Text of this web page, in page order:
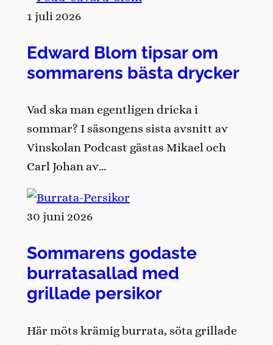
1 juli 2026
Edward Blom tipsar om
sommarens bästa drycker
Vad ska man egentligen dricka i
sommar? I säsongens sista avsnitt av
Vinskolan Podcast gästas Mikael och
Carl Johan av…
30 juni 2026
Sommarens godaste
burratasallad med
grillade persikor
Här möts krämig burrata, söta grillade